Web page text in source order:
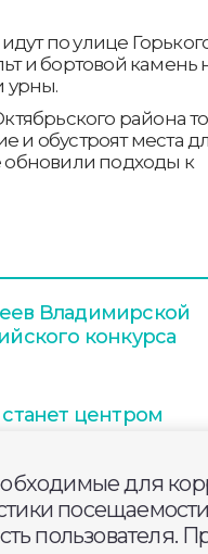
по улице
и бортовой камень
урны.
района
и обустроят места
обновили подходы к
Владимирской
конкурса
центром
проекта
во Владимире
больше
для
пользователя.